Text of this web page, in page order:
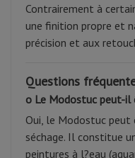
Contrairement à
une finition propre et
précision et aux
Questions
o Le Modostuc peut-il
Oui, le Modostuc
séchage. Il constitue
peintures à l?eau